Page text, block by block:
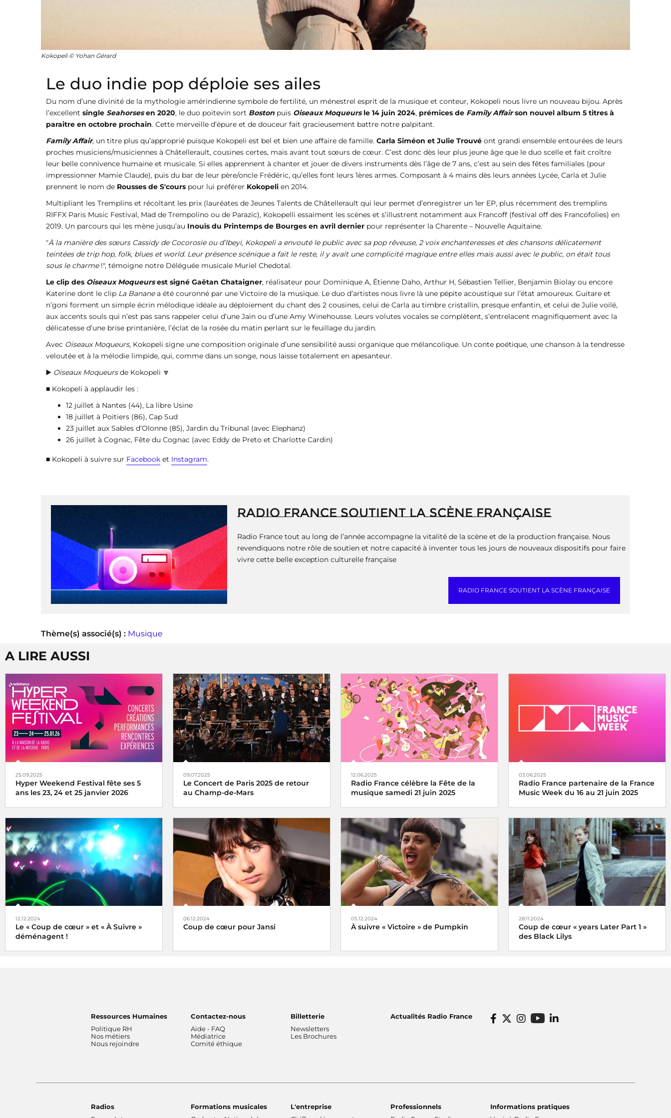
Kokopeli © Yohan Gérard
Le duo indie pop déploie ses ailes
Du nom d’une divinité de la mythologie amérindienne symbole de fertilité, un ménestrel esprit de la musique et conteur, Kokopeli nous livre un nouveau bijou. Après
l’excellent single Seahorsesen 2020, le duo poitevin sort Boston puis Oiseaux Moqueursle 14 juin 2024, prémices de Family Affairson nouvel album 5 titres à
paraitre en octobre prochain. Cette merveille d’épure et de douceur fait gracieusement battre notre palpitant.
Family Affair, un titre plus qu’approprié puisque Kokopeli est bel et bien une affaire de famille. Carla Siméon et Julie Trouvé ont grandi ensemble entourées de leurs
proches musiciens/musiciennes à Châtellerault, cousines certes, mais avant tout sœurs de cœur. C’est donc dès leur plus jeune âge que le duo scelle et fait croître
leur belle connivence humaine et musicale. Si elles apprennent à chanter et jouer de divers instruments dès l’âge de 7 ans, c’est au sein des fêtes familiales (pour
impressionner Mamie Claude), puis du bar de leur père/oncle Frédéric, qu’elles font leurs 1ères armes. Composant à 4 mains dès leurs années Lycée, Carla et Julie
prennent le nom de Rousses de S'cours pour lui préférer Kokopeli en 2014.
Multipliant les Tremplins et récoltant les prix (lauréates de Jeunes Talents de Châtellerault qui leur permet d’enregistrer un 1er EP, plus récemment des tremplins
RIFFX Paris Music Festival, Mad de Trempolino ou de Parazic), Kokopelli essaiment les scènes et s’illustrent notamment aux Francoff (festival off des Francofolies) en
2019. Un parcours qui les mène jusqu’au Inouïs du Printemps de Bourges en avril dernier pour représenter la Charente – Nouvelle Aquitaine.
"À la manière des sœurs Cassidy de Cocorosie ou d’Ibeyi, Kokopeli a envouté le public avec sa pop rêveuse, 2 voix enchanteresses et des chansons délicatement
teintées de trip hop, folk, blues et world. Leur présence scénique a fait le reste, il y avait une complicité magique entre elles mais aussi avec le public, on était tous
sous le charme !", témoigne notre Déléguée musicale Muriel Chedotal.
Le clip des Oiseaux Moqueursest signé Gaëtan Chataigner, réalisateur pour Dominique A, Étienne Daho, Arthur H, Sébastien Tellier, Benjamin Biolay ou encore
Katerine dont le clip La Bananea été couronné par une Victoire de la musique. Le duo d’artistes nous livre là une pépite acoustique sur l’état amoureux. Guitare et
n’goni forment un simple écrin mélodique idéale au déploiement du chant des 2 cousines, celui de Carla au timbre cristallin, presque enfantin, et celui de Julie voilé,
aux accents souls qui n’est pas sans rappeler celui d’une Jain ou d’une Amy Winehousse. Leurs volutes vocales se complètent, s’entrelacent magnifiquement avec la
délicatesse d’une brise printanière, l’éclat de la rosée du matin perlant sur le feuillage du jardin.
Avec Oiseaux Moqueurs, Kokopeli signe une composition originale d’une sensibilité aussi organique que mélancolique. Un conte poétique, une chanson à la tendresse
veloutée et à la mélodie limpide, qui, comme dans un songe, nous laisse totalement en apesanteur.
▶️ Oiseaux Moqueursde Kokopeli 🔽
■ Kokopeli à applaudir les :
12 juillet à Nantes (44), La libre Usine
18 juillet à Poitiers (86), Cap Sud
23 juillet aux Sables d’Olonne (85), Jardin du Tribunal (avec Elephanz)
26 juillet à Cognac, Fête du Cognac (avec Eddy de Preto et Charlotte Cardin)
■ Kokopeli à suivre sur Facebook et Instagram.
RADIO FRANCE SOUTIENT LA SCÈNE FRANÇAISE
Radio France tout au long de l’année accompagne la vitalité de la scène et de la production française. Nous
revendiquons notre rôle de soutien et notre capacité à inventer tous les jours de nouveaux dispositifs pour faire
vivre cette belle exception culturelle française
RADIO FRANCE SOUTIENT LA SCÈNE FRANÇAISE
Thème(s) associé(s) : Musique
A LIRE AUSSI
25.09.2025
Hyper Weekend Festival fête ses 5
ans les 23, 24 et 25 janvier 2026
l'Hyper Weekend Festival vous donne
rendez-vous à la Maison de la Radio et de
la Musique les 23, 24 et 25 janvier 2026
09.07.2025
Le Concert de Paris 2025 de retour
au Champ-de-Mars
Le Concert de Paris du 14 juillet revient
au pied de la Tour Eiffel toujours en
direct sur France Inter, France 2 et dans
le monde entier
12.06.2025
Radio France célèbre la Fête de la
musique samedi 21 juin 2025
La fête de la musique s’écoute, se vit et se
partage avec Radio France, samedi 21 juin
2025
03.06.2025
Radio France partenaire de la France
Music Week du 16 au 21 juin 2025
Une semaine internationale dédiée à la
musique du 16 au 21 juin 2025
12.12.2024
Le « Coup de cœur » et « À Suivre »
déménagent !
06.12.2024
Coup de cœur pour Jansi
05.12.2024
À suivre « Victoire » de Pumpkin
28.11.2024
Coup de cœur « years Later Part 1 »
des Black Lilys
musicale de Radio France, le 2
décembre 2024
Ressources Humaines
Politique RH
Nos métiers
Nous rejoindre
Contactez-nous
Aide - FAQ
Médiatrice
Comité éthique
Billetterie
Newsletters
Les Brochures
Actualités Radio France
Radios
Formations musicales
L'entreprise
Professionnels
Informations pratiques